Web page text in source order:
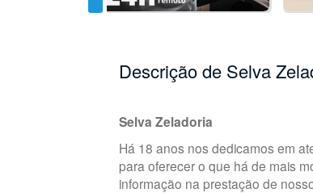
Descrição de Selva
Selva Zeladoria
Há 18 anos nos dedicamos em
para oferecer o que há de mais
informação na prestação de